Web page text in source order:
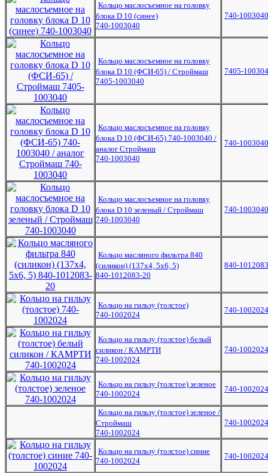
Кольцо маслосъемное на головку
блока D 10 (синее)
740-1003040
740-1003040
Кольцо маслосъемное на головку
блока D 10 (ФСИ-65) / Строймаш
7405-1003040
7405-
Кольцо маслосъемное на головку
блока D 10 (ФСИ-65) 740-1003040 /
аналог Строймаш
740-1003040
740-1003040
Кольцо маслосъемное на головку
блока D 10 зеленый / Строймаш
740-1003040
740-1003040
Кольцо масляного фильтра 840
(силикон) (137х4, 5х6, 5)
840-1012083-20
840-
Кольцо на гильзу (толстое)
740-1002024
740-1002024
Кольцо на гильзу (толстое) белый
силикон / КАМРТИ
740-1002024
740-1002024
Кольцо на гильзу (толстое) зеленое
740-1002024
740-1002024
Кольцо на гильзу (толстое) зеленое /
Строймаш
740-1002024
740-1002024
Кольцо на гильзу (толстое) синие
740-1002024
740-1002024